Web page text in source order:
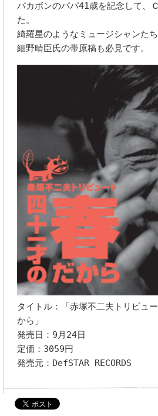
バカボンのパパ41歳を記念して、
た。
綺羅星のようなミュージシャンたち
細野晴臣氏の帯原稿も必見です。
タイトル：「赤塚不二夫トリビュ
から」
発売日：9月24日
定価：3059円
発売元：DefSTAR RECORDS